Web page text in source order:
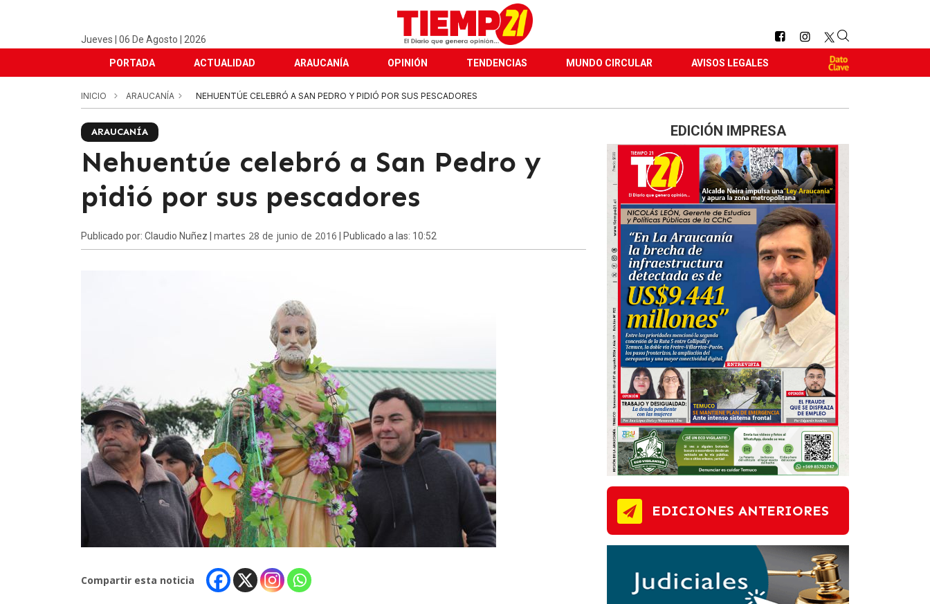
Jueves | 06 De Agosto | 2026
PORTADA ACTUALIDAD ARAUCANÍA OPINIÓN TENDENCIAS MUNDO CIRCULAR AVISOS LEGALES
INICIO ARAUCANÍA NEHUENTÚE CELEBRÓ A SAN PEDRO Y PIDIÓ POR SUS PESCADORES
ARAUCANÍA
Nehuentúe celebró a San Pedro y
pidió por sus pescadores
Publicado por: Claudio Nuñez | martes 28 de junio de 2016 | Publicado a las: 10:52
Compartir esta noticia
EDICIÓN IMPRESA
EDICIONES ANTERIORES